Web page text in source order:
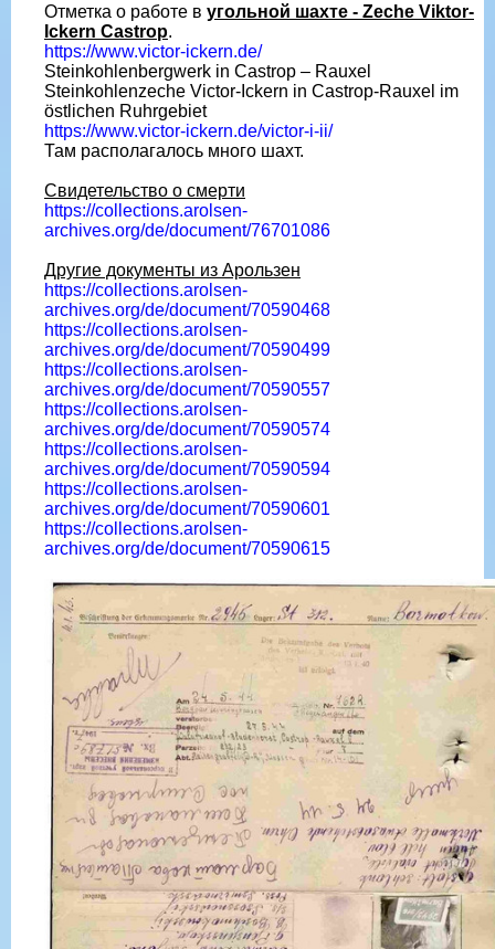
Отметка о работе в угольной шахте - Zeche Viktor-
Ickern Castrop.
https://www.victor-ickern.de/
Steinkohlenbergwerk in Castrop – Rauxel
Steinkohlenzeche Victor-Ickern in Castrop-Rauxel im
östlichen Ruhrgebiet
https://www.victor-ickern.de/victor-i-ii/
Там располагалось много шахт.
Свидетельство о смерти
https://collections.arolsen-
archives.org/de/document/76701086
Другие документы из Арользен
https://collections.arolsen-
archives.org/de/document/70590468
https://collections.arolsen-
archives.org/de/document/70590499
https://collections.arolsen-
archives.org/de/document/70590557
https://collections.arolsen-
archives.org/de/document/70590574
https://collections.arolsen-
archives.org/de/document/70590594
https://collections.arolsen-
archives.org/de/document/70590601
https://collections.arolsen-
archives.org/de/document/70590615